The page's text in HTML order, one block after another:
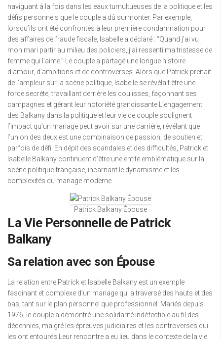
naviguant à la fois dans les eaux tumultueuses de la politique et les
défis personnels que le couple a dû surmonter. Par exemple,
lorsqu’ils ont été confrontés à leur première condamnation pour
des affaires de fraude fiscale, Isabelle a déclaré : “Quand j’ai vu
mon mari partir au milieu des policiers, j’ai ressenti ma tristesse de
femme qui l’aime.” Le couple a partagé une longue histoire
d’amour, d’ambitions et de controverses. Alors que Patrick prenait
de l’ampleur sur la scène politique, Isabelle se révélait être une
force secrète, travaillant derrière les coulisses, façonnant ses
campagnes et gérant leur notoriété grandissante.L’engagement
des Balkany dans la politique et leur vie de couple soulignent
l’impact qu’un mariage peut avoir sur une carrière, révélant que
l’union des deux est une combinaison de passion, de soutien et
parfois de défi. En dépit des scandales et des difficultés, Patrick et
Isabelle Balkany continuent d’être une entité emblématique sur la
scène politique française, incarnant le dynamisme et les
complexités du mariage moderne.
Patrick Balkany Épouse
La Vie Personnelle de Patrick
Balkany
Sa relation avec son Épouse
La relation entre Patrick et Isabelle Balkany est un exemple
fascinant et complexe d’un mariage qui a traversé des hauts et des
bas, tant sur le plan personnel que professionnel. Mariés depuis
1976, le couple a démontré une solidarité indéfectible au fil des
décennies, malgré les épreuves judiciaires et les controverses qui
les ont entourés.Leur rencontre a eu lieu dans le contexte de la vie